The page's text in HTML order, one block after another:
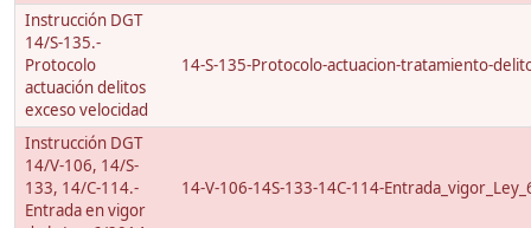
Instrucción DGT
14/S-135.-
Protocolo
actuación delitos
exceso velocidad
14-S-135-Protocolo-actuacion-tratamiento-
Instrucción DGT
14/V-106, 14/S-
133, 14/C-114.-
Entrada en vigor
14-V-106-14S-133-14C-114-